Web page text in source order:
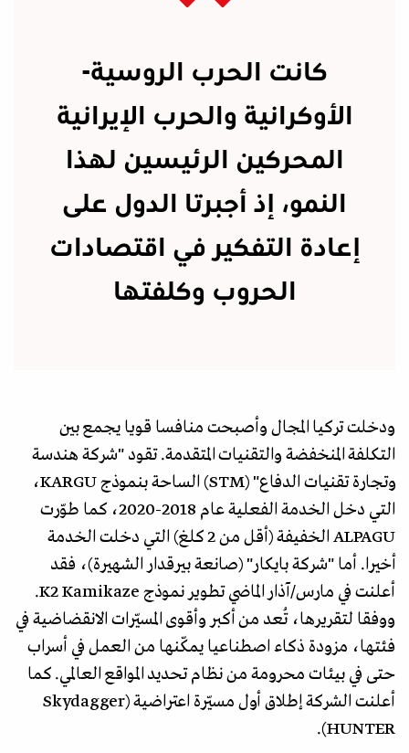
كانت الحرب الروسية-
الأوكرانية والحرب الإيرانية
المحركين الرئيسين لهذا
النمو، إذ أجبرتا الدول على
إعادة التفكير في اقتصادات
الحروب وكلفتها
ودخلت تركيا المجال وأصبحت منافسا قويا يجمع بين
التكلفة المنخفضة والتقنيات المتقدمة. تقود "شركة هندسة
وتجارة تقنيات الدفاع" (STM) الساحة بنموذج KARGU،
التي دخل الخدمة الفعلية عام 2018-2020، كما طوّرت
ALPAGU الخفيفة (أقل من 2 كلغ) التي دخلت الخدمة
أخيرا. أما "شركة بايكار" (صانعة بيرقدار الشهيرة)، فقد
أعلنت في مارس/آذار الماضي تطوير نموذج K2 Kamikaze.
ووفقا لتقريرها، تُعد من أكبر وأقوى المسيّرات الانقضاضية في
فئتها، مزودة ذكاء اصطناعيا يمكّنها من العمل في أسراب
حتى في بيئات محرومة من نظام تحديد المواقع العالمي. كما
أعلنت الشركة إطلاق أول مسيّرة اعتراضية (Skydagger
HUNTER).